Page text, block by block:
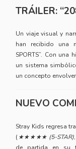
TRÁILER:
Un viaje visual y
han recibido una
SPORTS”. Con
un sistema
un concepto
NUEVO
Stray Kids regresa
( ★★★★★ (5-STAR)